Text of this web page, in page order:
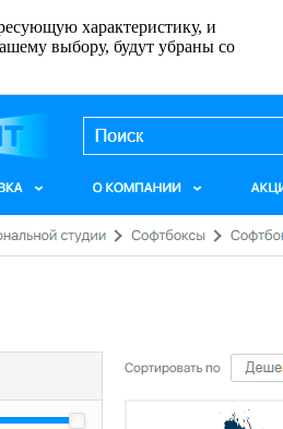
характеристику, и
выбору, будут убраны со